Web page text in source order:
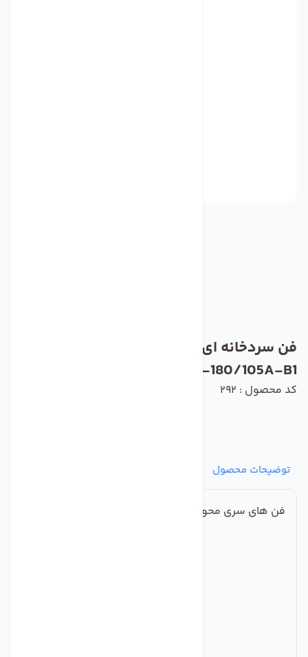
فن سردخانه ای پروانه دایکست زیلابگ مدل
YWF4D-710S-180/105A-B1
کد محصول : 292
توضیحات محصول
فن های سری محوری فولادی